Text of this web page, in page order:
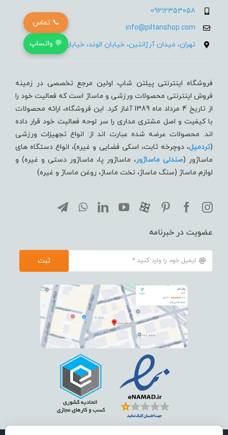
09212353058
info@piltanshop.com
تهران، میدان آرژانتین، خیابان الوند، خیابان 35، پلاک 15
فروشگاه اینترنتی پیلتن شاپ اولین مرجع تخصصی در زمینه
فروش اینترنتی محصولات ورزشی و ماساژ است که فعالیت خود را
از تاریخ 4 مرداد ماه 1389 آغاز کرد. این فروشگاه، ارائه محصولات
با کیفیت و اصل مشتری مداری را سر لوحه فعالیت خود قرار داده
اند. محصولات عرضه شده عبارت اند از: انواع تجهیزات ورزشی
(تردميل، دوچرخه ثابت، اسکی فضایی و غیره)، انواع دستگاه های
ماساژور (صندلی ماساژور، ماساژور پا، ماساژور دستی و غیره) و
لوازم ماساژ (سنگ ماساژ، تخت ماساژ، روغن ماساژ و غیره)
عضویت در خبرنامه
ثبت
📞 تماس
💬 واتساپ